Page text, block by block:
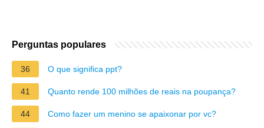
Perguntas populares
36 O que significa ppt?
41 Quanto rende 100 milhões de reais na poupança?
44 Como fazer um menino se apaixonar por vc?